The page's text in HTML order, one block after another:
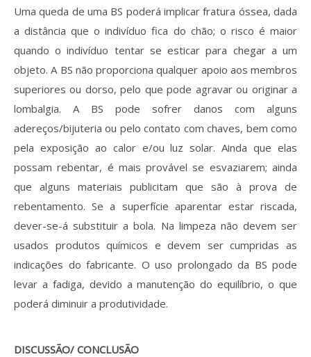
Uma queda de uma BS poderá implicar fratura óssea, dada
a distância que o indivíduo fica do chão; o risco é maior
quando o indivíduo tentar se esticar para chegar a um
objeto. A BS não proporciona qualquer apoio aos membros
superiores ou dorso, pelo que pode agravar ou originar a
lombalgia. A BS pode sofrer danos com alguns
adereços/bijuteria ou pelo contato com chaves, bem como
pela exposição ao calor e/ou luz solar. Ainda que elas
possam rebentar, é mais provável se esvaziarem; ainda
que alguns materiais publicitam que são à prova de
rebentamento. Se a superfície aparentar estar riscada,
dever-se-á substituir a bola. Na limpeza não devem ser
usados produtos químicos e devem ser cumpridas as
indicações do fabricante. O uso prolongado da BS pode
levar a fadiga, devido a manutenção do equilíbrio, o que
poderá diminuir a produtividade.
DISCUSSÃO/ CONCLUSÃO